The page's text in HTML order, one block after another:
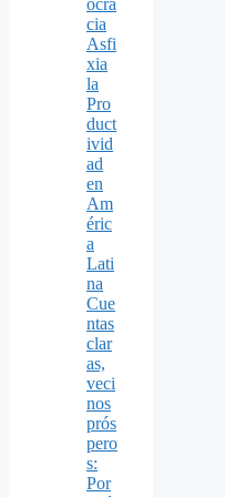
cia
Asfi
xia
la
Pro
duct
ivid
ad
en
Am
éric
a
Lati
na
Cue
ntas
clar
as,
veci
nos
prós
pero
s:
Por